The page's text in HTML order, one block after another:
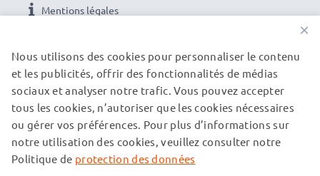
NOS OPTIONS DE PAIEMENT
Mentions légales
NOS PARTENAIRES DE LIVRAISON
© subtel.ch 2026
×
Nous utilisons des cookies pour personnaliser le contenu
et les publicités, offrir des fonctionnalités de médias
sociaux et analyser notre trafic. Vous pouvez accepter
tous les cookies, n’autoriser que les cookies nécessaires
ou gérer vos préférences. Pour plus d’informations sur
notre utilisation des cookies, veuillez consulter notre
Politique de protection des données